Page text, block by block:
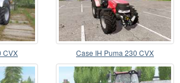
CVX Case IH Puma 230 CVX